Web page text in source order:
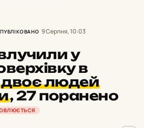
9 Серпня, 10:03
у
в
двоє людей
, 27 поранено